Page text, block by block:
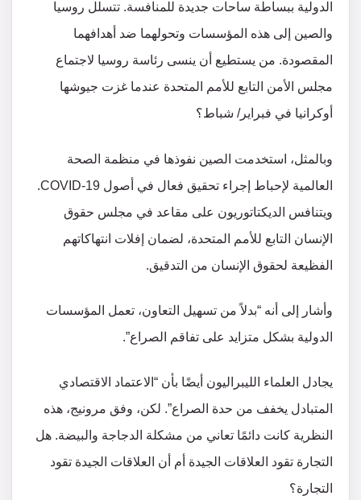
الدولية ببساطة ساحات جديدة للمنافسة. تتسلل روسيا
والصين إلى هذه المؤسسات وتحولهما ضد أهدافهما
المقصودة. من يستطيع أن ينسى رئاسة روسيا لاجتماع
مجلس الأمن التابع للأمم المتحدة عندما غزت جيوشها
أوكرانيا في فبراير/ شباط؟
وبالمثل، استخدمت الصين نفوذها في منظمة الصحة
العالمية لإحباط إجراء تحقيق فعال في أصول COVID-19.
ويتنافس الديكتاتوريون على مقاعد في مجلس حقوق
الإنسان التابع للأمم المتحدة، لضمان إفلات انتهاكاتهم
الفظيعة لحقوق الإنسان من التدقيق.
وأشار إلى أنه “بدلاً من تسهيل التعاون، تعمل المؤسسات
الدولية بشكل متزايد على تفاقم الصراع”.
يجادل العلماء الليبراليون أيضًا بأن “الاعتماد الاقتصادي
المتبادل يخفف من حدة الصراع”. لكن، وفق مرونيج، هذه
النظرية كانت دائمًا تعاني من مشكلة الدجاجة والبيضة. هل
التجارة تقود العلاقات الجيدة أم أن العلاقات الجيدة تقود
التجارة؟